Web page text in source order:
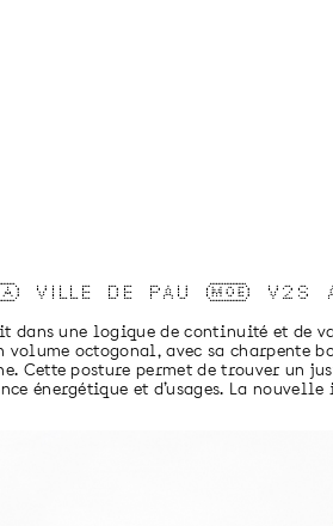
VILLE DE PAU MOE V2S
une logique de continuité et de
octogonal, avec sa charpente
Cette posture permet de trouver un
énergétique et d’usages. La